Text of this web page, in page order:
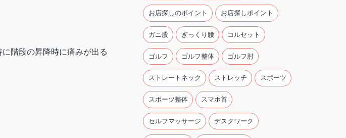
階段の昇降時に痛みが出る
お店探しのポイント お店探しポイント
ガニ股 ぎっくり腰 コルセット
ゴルフ ゴルフ整体 ゴルフ肘
ストレートネック ストレッチ スポーツ
スポーツ整体 スマホ首
セルフマッサージ デスクワーク